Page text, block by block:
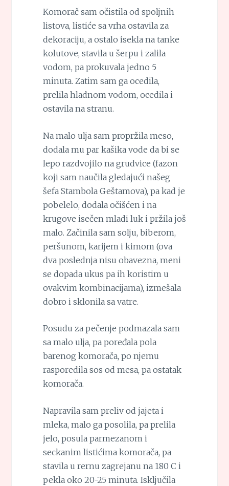
Komorač sam očistila od spoljnih
listova, listiće sa vrha ostavila za
dekoraciju, a ostalo isekla na tanke
kolutove, stavila u šerpu i zalila
vodom, pa prokuvala jedno 5
minuta. Zatim sam ga ocedila,
prelila hladnom vodom, ocedila i
ostavila na stranu.
Na malo ulja sam propržila meso,
dodala mu par kašika vode da bi se
lepo razdvojilo na grudvice (fazon
koji sam naučila gledajući našeg
šefa Stambola Geštamova), pa kad je
pobelelo, dodala očišćen i na
krugove isečen mladi luk i pržila još
malo. Začinila sam solju, biberom,
peršunom, karijem i kimom (ova
dva poslednja nisu obavezna, meni
se dopada ukus pa ih koristim u
ovakvim kombinacijama), izmešala
dobro i sklonila sa vatre.
Posudu za pečenje podmazala sam
sa malo ulja, pa poređala pola
barenog komorača, po njemu
rasporedila sos od mesa, pa ostatak
komorača.
Napravila sam preliv od jajeta i
mleka, malo ga posolila, pa prelila
jelo, posula parmezanom i
seckanim listićima komorača, pa
stavila u rernu zagrejanu na 180 C i
pekla oko 20-25 minuta. Isključila